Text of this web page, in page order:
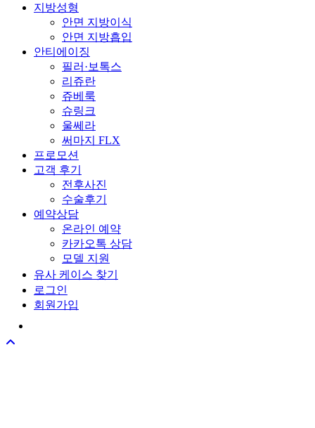
지방성형
안면 지방이식
안면 지방흡입
안티에이징
필러·보톡스
리쥬란
쥬베룩
슈링크
울쎄라
써마지 FLX
프로모션
고객 후기
전후사진
수술후기
예약상담
온라인 예약
카카오톡 상담
모델 지원
유사 케이스 찾기
로그인
회원가입